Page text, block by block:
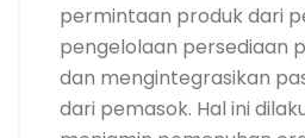
permintaan produk dari
pengelolaan persediaan
dan mengintegrasikan
dari pemasok. Hal ini